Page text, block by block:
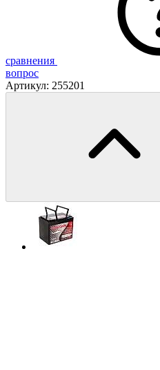
сравнения
вопрос
Артикул: 255201